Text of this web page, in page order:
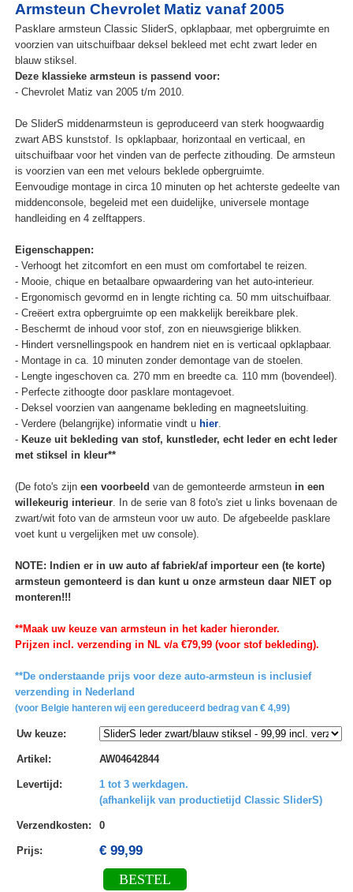
Armsteun Chevrolet Matiz vanaf 2005
Pasklare armsteun Classic SliderS, opklapbaar, met opbergruimte en
voorzien van uitschuifbaar deksel bekleed met echt zwart leder en
blauw stiksel.
Deze klassieke armsteun is passend voor:
- Chevrolet Matiz van 2005 t/m 2010.
De SliderS middenarmsteun is geproduceerd van sterk hoogwaardig
zwart ABS kunststof. Is opklapbaar, horizontaal en verticaal, en
uitschuifbaar voor het vinden van de perfecte zithouding. De armsteun
is voorzien van een met velours beklede opbergruimte.
Eenvoudige montage in circa 10 minuten op het achterste gedeelte van
middenconsole, begeleid met een duidelijke, universele montage
handleiding en 4 zelftappers.
Eigenschappen:
- Verhoogt het zitcomfort en een must om comfortabel te reizen.
- Mooie, chique en betaalbare opwaardering van het auto-interieur.
- Ergonomisch gevormd en in lengte richting ca. 50 mm uitschuifbaar.
- Creëert extra opbergruimte op een makkelijk bereikbare plek.
- Beschermt de inhoud voor stof, zon en nieuwsgierige blikken.
- Hindert versnellingspook en handrem niet en is verticaal opklapbaar.
- Montage in ca. 10 minuten zonder demontage van de stoelen.
- Lengte ingeschoven ca. 270 mm en breedte ca. 110 mm (bovendeel).
- Perfecte zithoogte door pasklare montagevoet.
- Deksel voorzien van aangename bekleding en magneetsluiting.
- Verdere (belangrijke) informatie vindt u hier.
- Keuze uit bekleding van stof, kunstleder, echt leder en echt leder
met stiksel in kleur**
(De foto's zijn een voorbeeld van de gemonteerde armsteun in een
willekeurig interieur. In de serie van 8 foto's ziet u links bovenaan de
zwart/wit foto van de armsteun voor uw auto. De afgebeelde pasklare
voet kunt u vergelijken met uw console).
NOTE: Indien er in uw auto af fabriek/af importeur een (te korte)
armsteun gemonteerd is dan kunt u onze armsteun daar NIET op
monteren!!!
**Maak uw keuze van armsteun in het kader hieronder.
Prijzen incl. verzending in NL v/a €79,99 (voor stof bekleding).
**De onderstaande prijs voor deze auto-armsteun is inclusief
verzending in Nederland
(voor Belgie hanteren wij een gereduceerd bedrag van € 4,99)
Uw keuze:
Artikel : AW04642844
Levertijd :
1 tot 3 werkdagen.
(afhankelijk van productietijd Classic SliderS)
Verzendkosten: 0
Prijs: € 99,99
BESTEL